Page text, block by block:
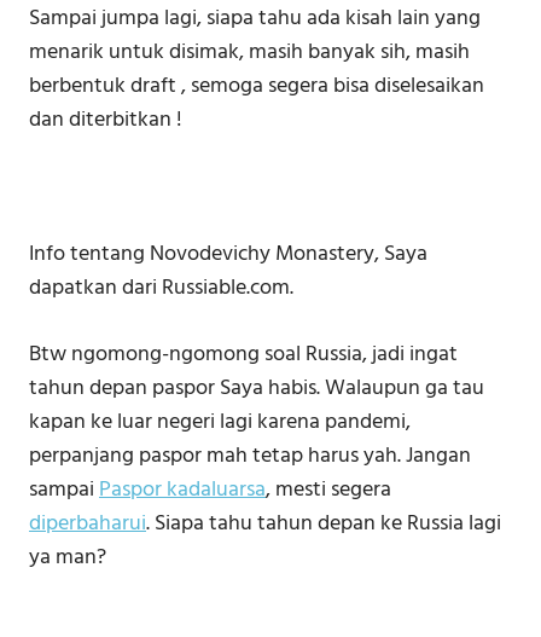
Sampai jumpa lagi, siapa tahu ada kisah lain yang
menarik untuk disimak, masih banyak sih, masih
berbentuk draft , semoga segera bisa diselesaikan
dan diterbitkan !
Info tentang Novodevichy Monastery, Saya
dapatkan dari Russiable.com⁣⁣⁣.
Btw ngomong-ngomong soal Russia, jadi ingat
tahun depan paspor Saya habis. Walaupun ga tau
kapan ke luar negeri lagi karena pandemi,
perpanjang paspor mah tetap harus yah. Jangan
sampaiPaspor kadaluarsa, mesti segera
diperbaharui. Siapa tahu tahun depan ke Russia lagi
ya man?